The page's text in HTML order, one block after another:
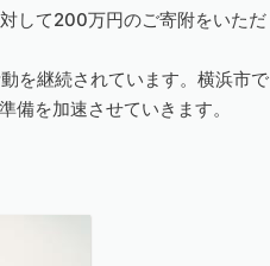
して200万円のご寄附をいただ
を継続されています。横浜市で
を加速させていきます。